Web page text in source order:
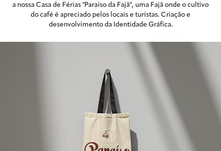
a nossa Casa de Férias "Paraíso da Fajã", uma Fajã onde o cultivo
do café é apreciado pelos locais e turistas. Criação e
desenvolvimento da Identidade Gráfica.